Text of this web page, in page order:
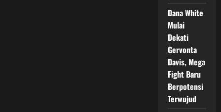
Dana White
Mulai
Dekati
Gervonta
Davis, Mega
Fight Baru
Berpotensi
Terwujud